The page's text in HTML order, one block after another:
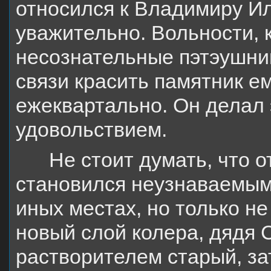
относился к Владимиру
уважительно. Вольности,
несознательные
связи красить памятник
ежеквартально. Он делал
удовольствием.
Не стоит думать, что
становился
иных местах, но только
новый слой колера,
растворителем старый,